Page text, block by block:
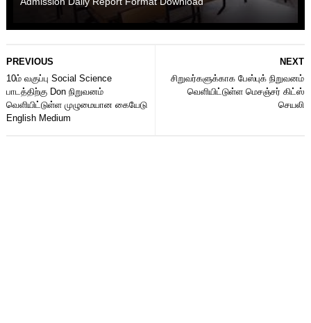
NEXT
சிறுவர்களுக்காக பேஸ்புக் நிறுவனம்
வெளியிட்டுள்ள மெசஞ்சர் கிட்ஸ்
செயலி
PREVIOUS
10ம் வகுப்பு Social Science
பாடத்திற்கு Don நிறுவனம்
வெளியிட்டுள்ள முழுமையான கையேடு
English Medium